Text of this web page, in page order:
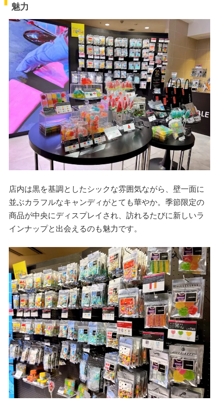
魅力
店内は黒を基調としたシックな雰囲気ながら、壁一面に
並ぶカラフルなキャンディがとても華やか。季節限定の
商品が中央にディスプレイされ、訪れるたびに新しいラ
インナップと出会えるのも魅力です。